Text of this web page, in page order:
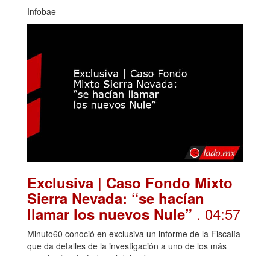
Infobae
Exclusiva | Caso Fondo Mixto
Sierra Nevada: “se hacían
llamar los nuevos Nule” . 04:57
Minuto60 conoció en exclusiva un informe de la Fiscalía
que da detalles de la investigación a uno de los más